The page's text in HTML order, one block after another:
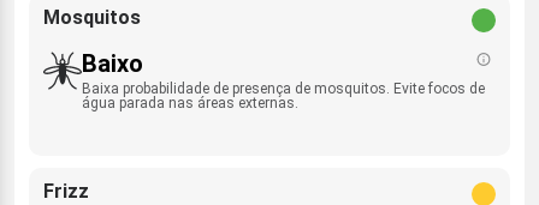
Mosquitos
Baixo
Baixa probabilidade de presença de mosquitos. Evite focos de
água parada nas áreas externas.
Frizz